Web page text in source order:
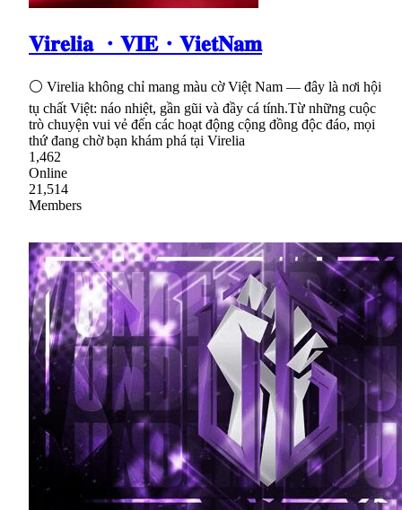
𝐕𝐢𝐫𝐞𝐥𝐢𝐚 ・𝐕𝐈𝐄・𝐕𝐢𝐞𝐭𝐍𝐚𝐦
⚪ Virelia không chỉ mang màu cờ Việt Nam — đây là nơi hội
tụ chất Việt: náo nhiệt, gần gũi và đầy cá tính.Từ những cuộc
trò chuyện vui vẻ đến các hoạt động cộng đồng độc đáo, mọi
thứ đang chờ bạn khám phá tại Virelia
1,462
Online
21,514
Members